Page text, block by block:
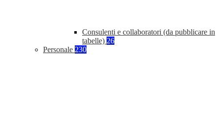
Consulenti e collaboratori (da pubblicare in
tabelle) 26
Personale 230